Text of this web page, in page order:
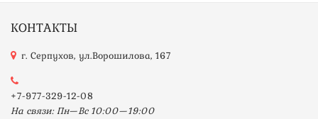
КОНТАКТЫ
г. Серпухов, ул.Ворошилова, 167
+7-977-329-12-08
На связи: Пн—Вс 10:00—19:00